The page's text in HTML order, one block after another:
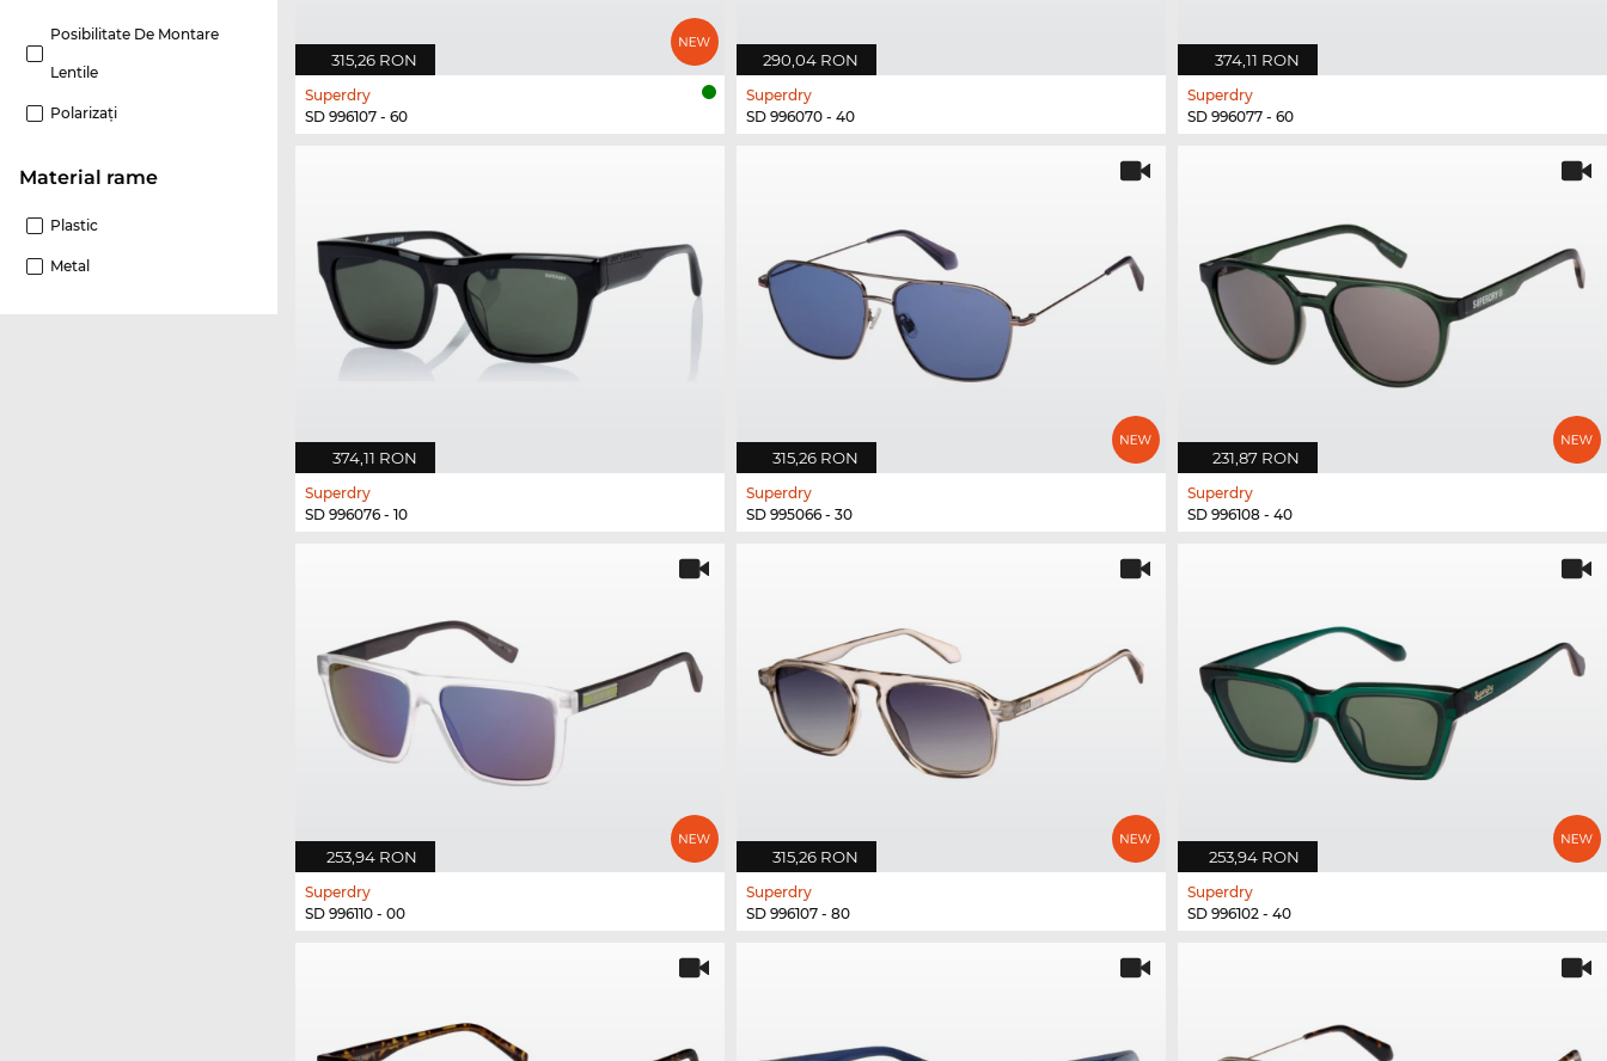
Posibilitate De Montare
Lentile
Polarizaţi
Material rame
Plastic
Metal
315,26 RON
Superdry
SD 996107 - 60
290,04 RON
Superdry
SD 996070 - 40
374,11 RON
Superdry
SD 996077 - 60
374,11 RON
Superdry
SD 996076 - 10
315,26 RON
Superdry
SD 995066 - 30
231,87 RON
Superdry
SD 996108 - 40
253,94 RON
Superdry
SD 996110 - 00
315,26 RON
Superdry
SD 996107 - 80
253,94 RON
Superdry
SD 996102 - 40